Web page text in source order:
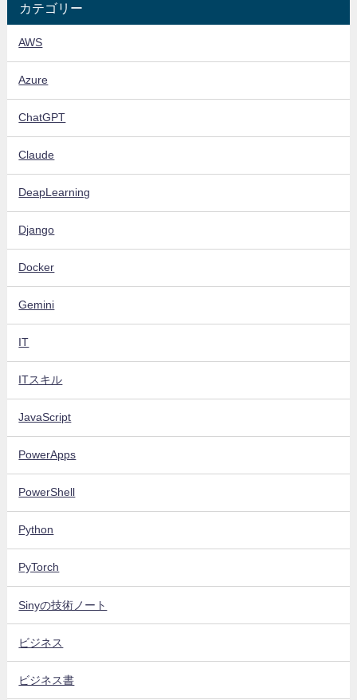
カテゴリー
AWS
Azure
ChatGPT
Claude
DeapLearning
Django
Docker
Gemini
IT
ITスキル
JavaScript
PowerApps
PowerShell
Python
PyTorch
Sinyの技術ノート
ビジネス
ビジネス書